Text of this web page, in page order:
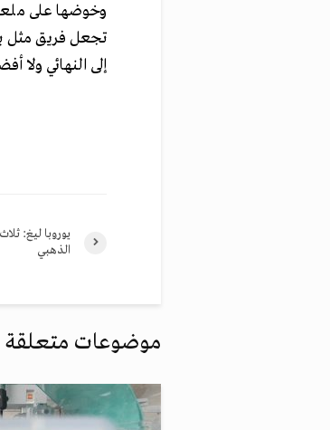
وخوضها على
تجعل فريق مثل
إلى النهائي ولا
يوروبا ليغ:
الذهبي
موضوعات متعلقة